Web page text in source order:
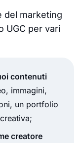
del marketing
UGC per vari
contenuti
immagini,
un portfolio
creatore